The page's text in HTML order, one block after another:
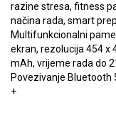
razine stresa, fitness
načina rada, smart
Multifunkcionalni
ekran, rezolucija 454 x
mAh, vrijeme rada do
Povezivanje Bluetooth
+